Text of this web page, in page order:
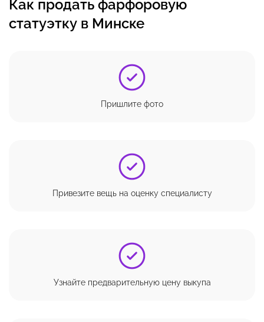
Как продать фарфоровую
статуэтку в Минске
Пришлите фото
Привезите вещь на оценку специалисту
Узнайте предварительную цену выкупа